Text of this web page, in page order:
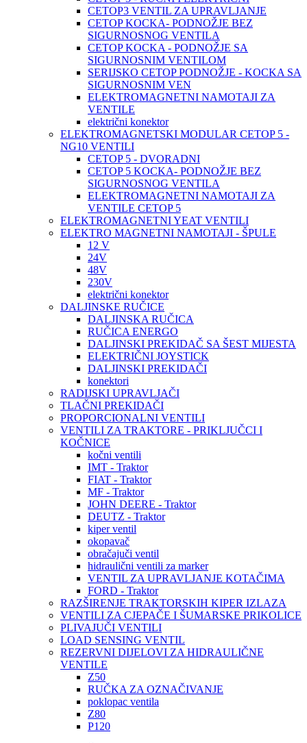
CETOP3 VENTIL ZA UPRAVLJANJE
CETOP KOCKA- PODNOŽJE BEZ
SIGURNOSNOG VENTILA
CETOP KOCKA - PODNOŽJE SA
SIGURNOSNIM VENTILOM
SERIJSKO CETOP PODNOŽJE - KOCKA SA
SIGURNOSNIM VEN
ELEKTROMAGNETNI NAMOTAJI ZA
VENTILE
električni konektor
ELEKTROMAGNETSKI MODULAR CETOP 5 -
NG10 VENTILI
CETOP 5 - DVORADNI
CETOP 5 KOCKA- PODNOŽJE BEZ
SIGURNOSNOG VENTILA
ELEKTROMAGNETNI NAMOTAJI ZA
VENTILE CETOP 5
ELEKTROMAGNETNI YEAT VENTILI
ELEKTRO MAGNETNI NAMOTAJI - ŠPULE
12 V
24V
48V
230V
električni konektor
DALJINSKE RUČICE
DALJINSKA RUČICA
RUČICA ENERGO
DALJINSKI PREKIDAČ SA ŠEST MIJESTA
ELEKTRIČNI JOYSTICK
DALJINSKI PREKIDAČI
konektori
RADIJSKI UPRAVLJAČI
TLAČNI PREKIDAČI
PROPORCIONALNI VENTILI
VENTILI ZA TRAKTORE - PRIKLJUČCI I
KOČNICE
kočni ventili
IMT - Traktor
FIAT - Traktor
MF - Traktor
JOHN DEERE - Traktor
DEUTZ - Traktor
kiper ventil
okopavač
obračajuči ventil
hidraulični ventili za marker
VENTIL ZA UPRAVLJANJE KOTAČIMA
FORD - Traktor
RAZŠIRENJE TRAKTORSKIH KIPER IZLAZA
VENTILI ZA CJEPAČE I ŠUMARSKE PRIKOLICE
PLIVAJUČI VENTILI
LOAD SENSING VENTIL
REZERVNI DIJELOVI ZA HIDRAULIČNE
VENTILE
Z50
RUČKA ZA OZNAČIVANJE
poklopac ventila
Z80
P120